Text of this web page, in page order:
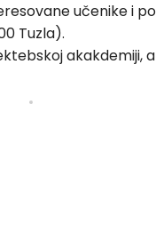
učenike i
Tuzla).
akakdemiji,